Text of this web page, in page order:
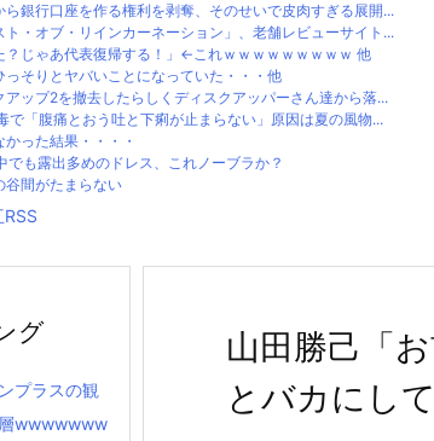
銀行口座を作る権利を剥奪、そのせいで皮肉すぎる展開...
ト・オブ・リインカーネーション」、老舗レビューサイト...
？じゃあ代表復帰する！」←これｗｗｗｗｗｗｗｗｗ 他
っそりとヤバいことになっていた・・・他
ップ2を撤去したらしくディスクアッパーさん達から落...
で「腹痛とおう吐と下痢が止まらない」原因は夏の風物...
かった結果・・・・
でも露出多めのドレス、これノーブラか？
谷間がたまらない
山田勝己「
とバカにし
グ
プラスの観
wwwwwww